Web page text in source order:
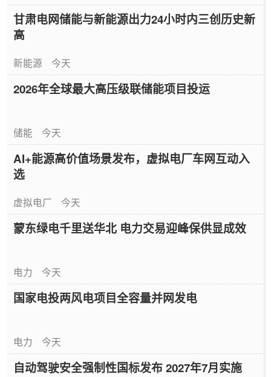
甘肃电网储能与新能源出力24小时内三创历史新
高
新能源 今天
2026年全球最大高压级联储能项目投运
储能 今天
AI+能源高价值场景发布，虚拟电厂车网互动入
选
虚拟电厂 今天
蒙东绿电千里送华北 电力交易迎峰保供显成效
电力 今天
国家电投两风电项目全容量并网发电
电力 今天
自动驾驶安全强制性国标发布 2027年7月实施